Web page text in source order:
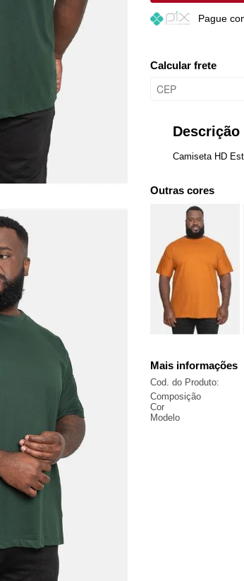
Plus G Pague
Calcular frete
Descrição
Camiseta HD
Outras cores
Mais informações
Cod. do Produto:
Composição
Cor
Modelo